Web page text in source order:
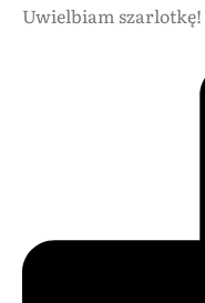
Uwielbiam szarlotkę!